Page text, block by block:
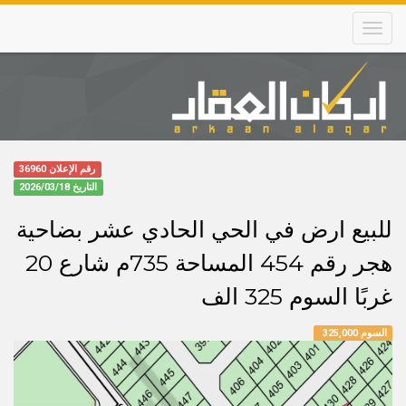
Skip
main
content
Main
navigation
رقم الإعلان 36960
التاريخ 2026/03/18
للبيع ارض في الحي الحادي عشر بضاحية
هجر رقم 454 المساحة 735م شارع 20
غربًا السوم 325 الف
السوم 325,000